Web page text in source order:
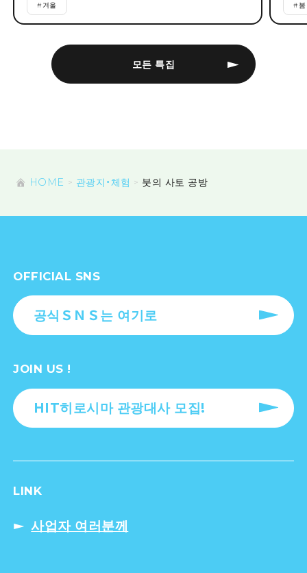
모든 특집
# 겨울 #봄
HOME 관광지・체험 붓의 사토 공방
OFFICIAL SNS
공식ＳＮＳ는 여기로
JOIN US !
HIT히로시마 관광대사 모집!
LINK
사업자 여러분께